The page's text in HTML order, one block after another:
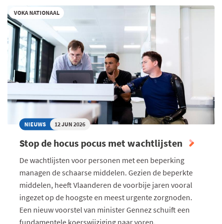
NIET
CHOQUEREN,
MAAR
WEL
DE
JUISTE
SNAAR
VOKA NATIONAAL
NIEUWS 12 JUN 2026
Stop de hocus pocus met wachtlijsten
De wachtlijsten voor personen met een beperking
managen de schaarse middelen. Gezien de beperkte
middelen, heeft Vlaanderen de voorbije jaren vooral
ingezet op de hoogste en meest urgente zorgnoden.
Een nieuw voorstel van minister Gennez schuift een
fundamentele koerswijziging naar voren.